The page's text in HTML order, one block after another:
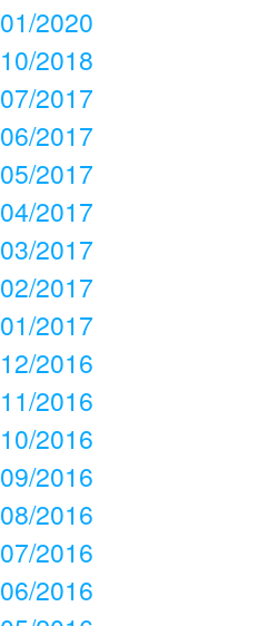
01/2020
10/2018
07/2017
06/2017
05/2017
04/2017
03/2017
02/2017
01/2017
12/2016
11/2016
10/2016
09/2016
08/2016
07/2016
06/2016